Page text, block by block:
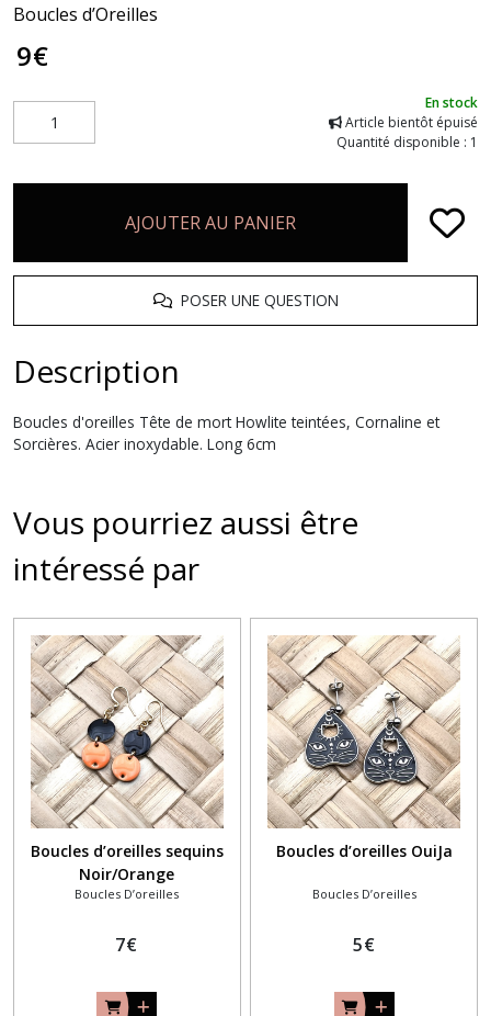
Boucles d’Oreilles
9€
En stock
Article bientôt épuisé
Quantité disponible : 1
AJOUTER AU PANIER
POSER UNE QUESTION
Description
Boucles d'oreilles Tête de mort Howlite teintées, Cornaline et
Sorcières. Acier inoxydable. Long 6cm
Vous pourriez aussi être
intéressé par
Boucles d’oreilles sequins
Noir/Orange
Boucles D’oreilles
7€
Boucles d’oreilles OuiJa
Boucles D’oreilles
5€